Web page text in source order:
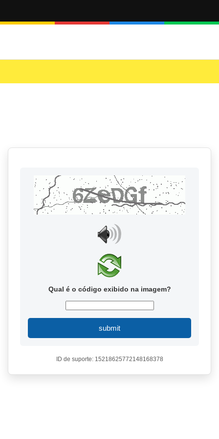
Qual é o código exibido na imagem?
submit
ID de suporte: 15218625772148168378